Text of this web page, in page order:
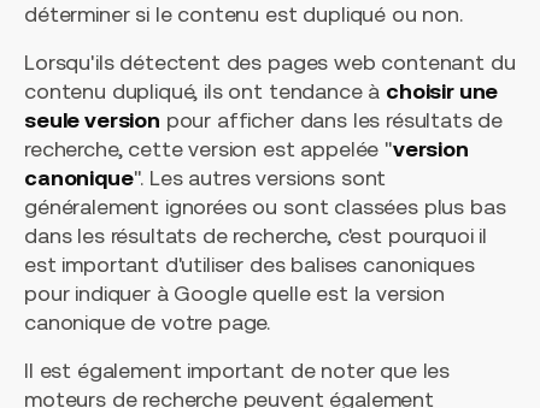
déterminer si le contenu est dupliqué ou non.
Lorsqu'ils détectent des pages web contenant du
contenu dupliqué, ils ont tendance à choisir une
seule version pour afficher dans les résultats de
recherche, cette version est appelée "version
canonique". Les autres versions sont
généralement ignorées ou sont classées plus bas
dans les résultats de recherche, c'est pourquoi il
est important d'utiliser des balises canoniques
pour indiquer à Google quelle est la version
canonique de votre page.
Il est également important de noter que les
moteurs de recherche peuvent également